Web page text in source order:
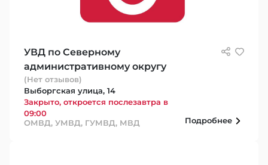
УВД по Северному
административному округу
(Нет отзывов)
Выборгская улица, 14
Закрыто, откроется послезавтра в
09:00
ОМВД, УМВД, ГУМВД, МВД
Подробнее